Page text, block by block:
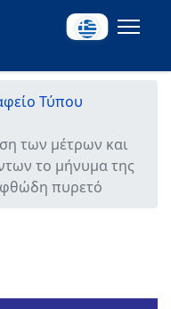
Τύπου
των μέτρων και
το μήνυμα της
πυρετό